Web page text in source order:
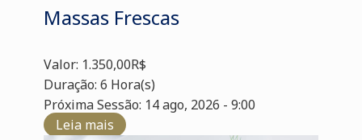
Massas Frescas
Valor: 1.350,00R$
Duração: 6 Hora(s)
Próxima Sessão: 14 ago, 2026 - 9:00
Leia mais